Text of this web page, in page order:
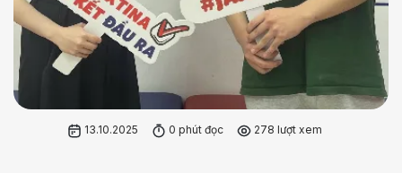
13.10.2025 0 phút đọc 278 lượt xem